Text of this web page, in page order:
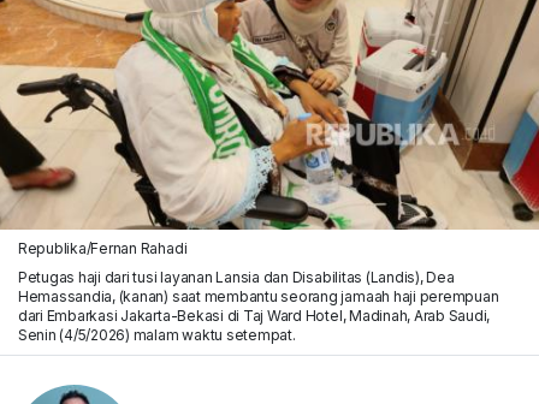
Republika/Fernan Rahadi
Petugas haji dari tusi layanan Lansia dan Disabilitas (Landis), Dea
Hemassandia, (kanan) saat membantu seorang jamaah haji perempuan
dari Embarkasi Jakarta-Bekasi di Taj Ward Hotel, Madinah, Arab Saudi,
Senin (4/5/2026) malam waktu setempat.